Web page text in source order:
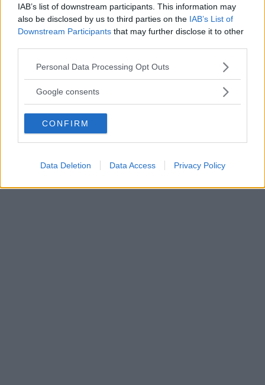
IAB’s list of downstream participants. This information may
also be disclosed by us to third parties on the IAB’s List of
Downstream Participants that may further disclose it to other
Please note that this website/app uses one or more Google
not limited to your visit or usage behaviour. You may click to
use your data for below specified purposes in below Google
consent section.
Personal Data Processing Opt Outs
Google consents
CONFIRM
Data Deletion Data Access Privacy Policy
FOTO1DI 22 INGRANDISCI